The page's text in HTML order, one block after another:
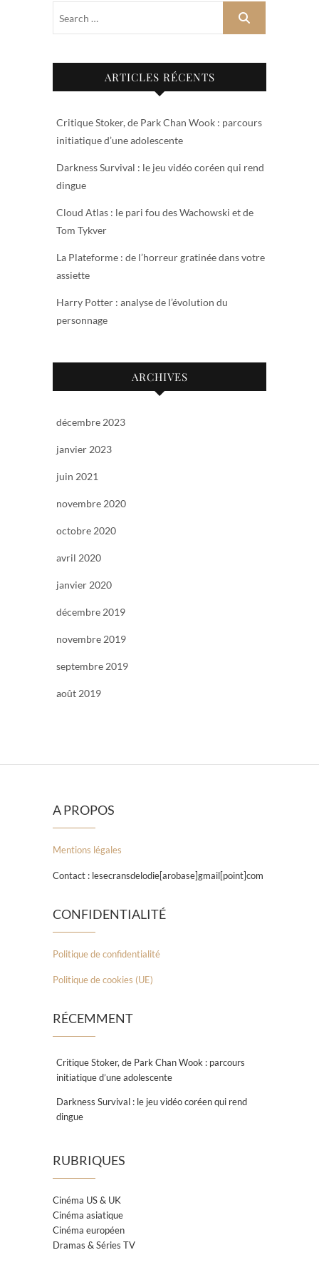
ARTICLES RÉCENTS
Critique Stoker, de Park Chan Wook : parcours
initiatique d’une adolescente
Darkness Survival : le jeu vidéo coréen qui rend
dingue
Cloud Atlas : le pari fou des Wachowski et de
Tom Tykver
La Plateforme : de l’horreur gratinée dans votre
assiette
Harry Potter : analyse de l’évolution du
personnage
ARCHIVES
décembre 2023
janvier 2023
juin 2021
novembre 2020
octobre 2020
avril 2020
janvier 2020
décembre 2019
novembre 2019
septembre 2019
août 2019
A PROPOS
Mentions légales
Contact : lesecransdelodie[arobase]gmail[point]com
CONFIDENTIALITÉ
Politique de confidentialité
Politique de cookies (UE)
RÉCEMMENT
Critique Stoker, de Park Chan Wook : parcours
initiatique d’une adolescente
Darkness Survival : le jeu vidéo coréen qui rend
dingue
RUBRIQUES
Cinéma US & UK
Cinéma asiatique
Cinéma européen
Dramas & Séries TV